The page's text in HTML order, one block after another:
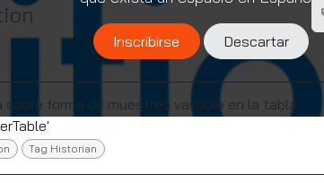
Inscribirse Descartar
sobre forma de muestreo variable en la tabla
Tag Historian